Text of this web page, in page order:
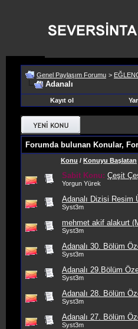
Genel Paylaşım Forumu >
Adanalı
Kayıt ol
Forumda bulunan Konular,
Konu / Konuyu Başlatan
Sabit Konu: Çeşit
Yorgun Yürek
Adanalı Dizisi Resim
Syst3m
mehmet akif alakurt
Syst3m
Adanalı 30. Bölüm
Syst3m
Adanalı 29.Bölüm
Syst3m
Adanalı 28. Bölüm
Syst3m
Adanalı 27. Bölüm
Syst3m